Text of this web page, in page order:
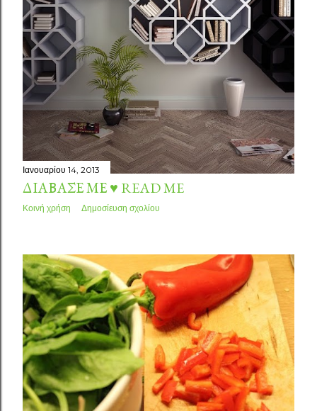
Ιανουαρίου 14, 2013
ΔΙΆΒΑΣΈ ΜΕ ♥ READ ME
Κοινή χρήση Δημοσίευση σχολίου